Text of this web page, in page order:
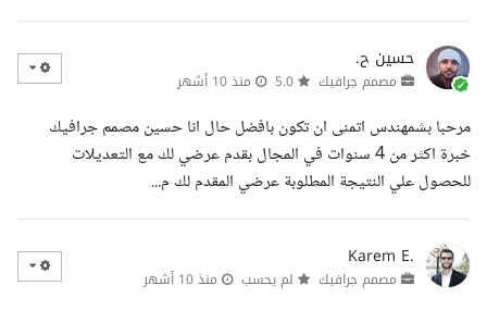
حسين ح.
مصمم جرافيك منذ 10 أشهر
مرحبا بشمهندس اتمنى ان تكون بافضل حال انا حسين مصمم جرافيك
خبرة اكثر من 4 سنوات في المجال بقدم عرضي لك مع التعديلات
للحصول علي النتيجة المطلوبة عرضي المقدم لك م...
Karem E.
مصمم جرافيك لم يحسب منذ 10 أشهر